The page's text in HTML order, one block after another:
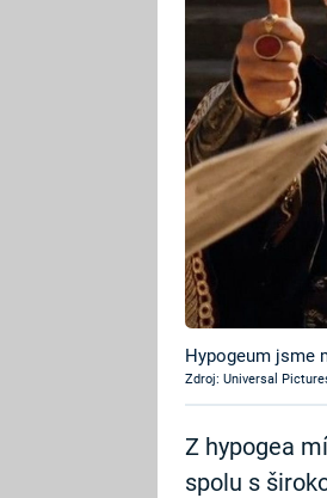
Hypogeum jsme
Zdroj: Universal
Z hypogea
spolu s